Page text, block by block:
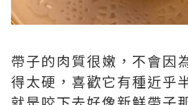
帶子的肉質很嫩，不會因
得太硬，喜歡它有種近乎